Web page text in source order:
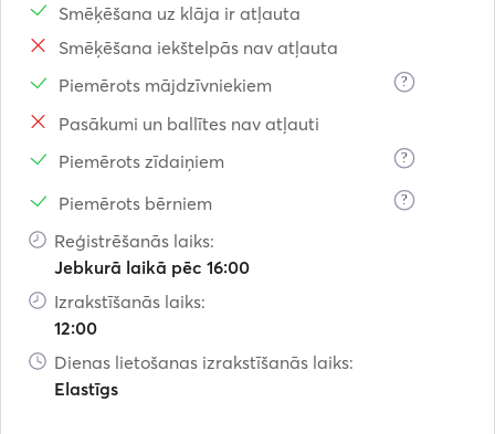
Smēķēšana uz klāja ir atļauta
Smēķēšana iekštelpās nav atļauta
Piemērots mājdzīvniekiem
?
Pasākumi un ballītes nav atļauti
Piemērots zīdaiņiem
?
Piemērots bērniem ?
Reģistrēšanās laiks:
Jebkurā laikā pēc 16:00
Izrakstīšanās laiks:
12:00
Dienas lietošanas izrakstīšanās laiks:
Elastīgs